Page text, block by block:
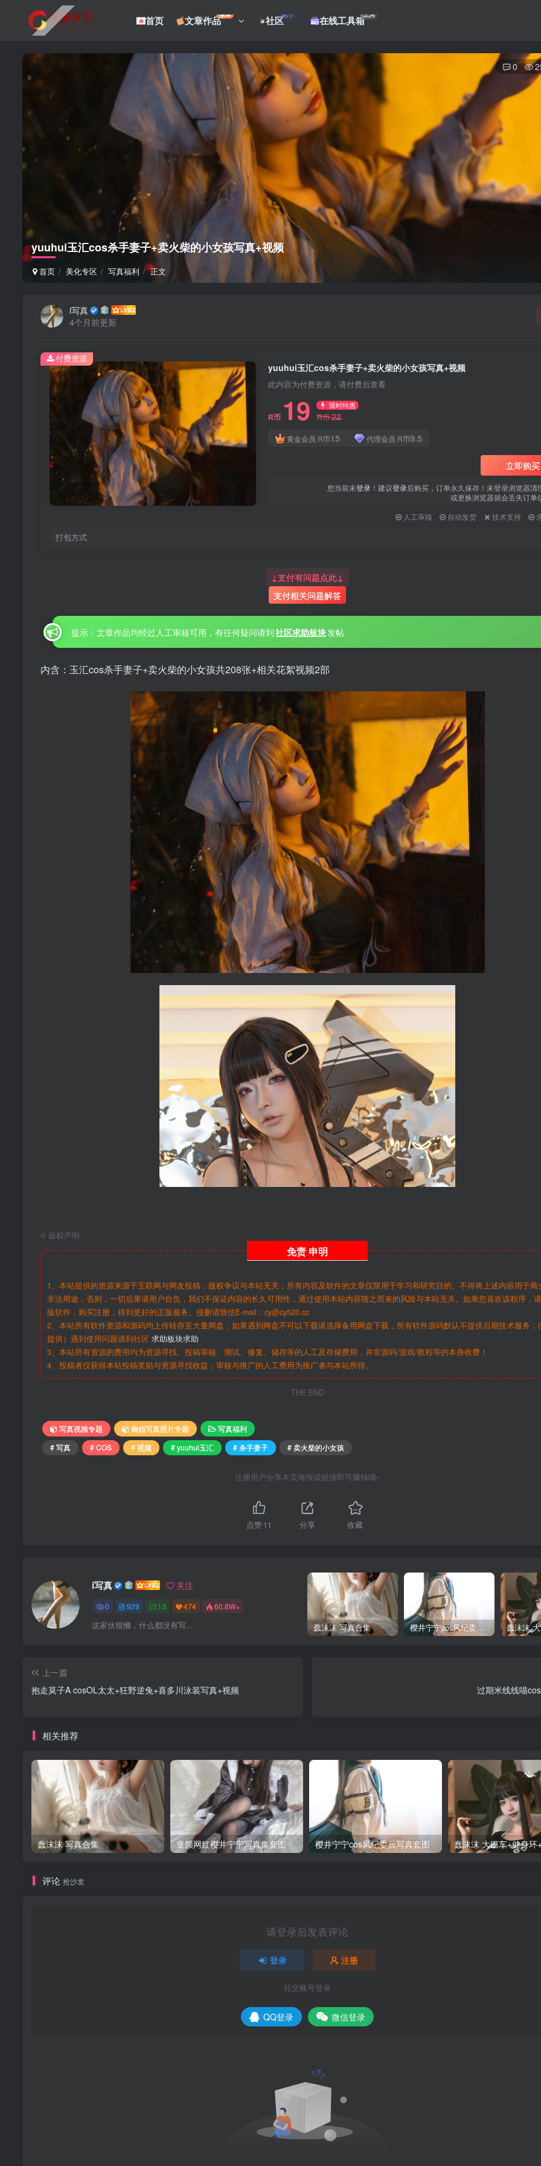
首页 文章作品菜单 社区帖子 在线工具箱工具
yuuhui玉汇cos杀手妻子+卖火柴的小女孩写真+视频
首页 美化专区 写真福利 正文
0
i写真
4个月前更新
yuuhui玉汇cos杀手妻子+卖火柴的小女孩写真+视频
此内容为付费资源，请付费后查看
R币 19 限时特惠
R币22
黄金会员 R币15 代理会员 R币9.5
立即购买
您当前未登录 ！建议登录后购买，订单永久保存！未登录浏览器清
或更换浏览器就会丢失订单
人工审核
自动发货 技术支持
打包方式
付费资源
↓支付有问题点此↓
支付相关问题解答
提示：文章作品均经过人工审核可用，有任何疑问请到社区求助板块发帖
内含：玉汇cos杀手妻子+卖火柴的小女孩共208张+相关花絮视频2部
© 版权声明
免责 申明
1、本站提供的资源来源于互联网与网友投稿，版权争议与本站无关，所有内容及软件的文章仅限用于学习和研究目的。不得将上述内容用于商
非法用途，否则，一切后果请用户自负，我们不保证内容的长久可用性，通过使用本站内容随之而来的风险与本站无关。如果您喜欢该程序，
版软件，购买注册，得到更好的正版服务。侵删请致信E-mail：cy@cy520.cc
2、本站所有软件资源和源码均上传转存至大量网盘，如果遇到网盘不可以下载请选择备用网盘下载，所有软件源码默认不提供后期技术服务，
提供）遇到使用问题请到社区 求助板块求助
3、本站所有资源的费用均为资源寻找、投稿审核、测试、修复、储存等的人工及存储费用，并非源码/游戏/教程等的本身收费！
4、投稿者仅获得本站投稿奖励与资源寻找收益，审核与推广的人工费用为推广者与本站所得。
THE END
写真视频专题 御姐写真照片专题
写真福利
# 写真
# COS # 视频 # yuuhui玉汇 # 杀手妻子 # 卖火柴的小女孩
注册用户分享本页海报或链接即可赚钱哦~
点赞11 分享 收藏
i写真 关注
0 929 13 474 60.8W+
这家伙很懒，什么都没有写... 蠢沫沫 写真合集 樱井宁宁cos风纪委员写真套图
上一篇
抱走莫子A cosOL太太+狂野逆兔+喜多川泳装写真+视频
过期米线线喵
相关推荐
蠢沫沫 写真合集 童颜网红樱井宁宁写真集套图 樱井宁宁cos风纪委员写真套图
评论 抢沙发
请登录后发表评论
登录 注册
社交账号登录
QQ登录 微信登录